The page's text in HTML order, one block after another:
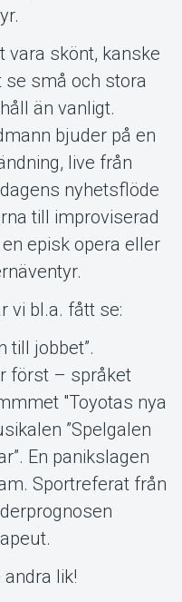
vara skönt, kanske
se små och stora
än vanligt.
bjuder på en
live från
nyhetsflöde
till improviserad
episk opera eller
vi bl.a. fått se:
till jobbet”.
först – språket
"Toyotas nya
”Spelgalen
En panikslagen
Sportreferat från
lik!